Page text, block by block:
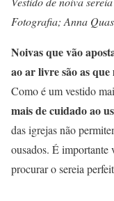
Fotografia; Anna
Noivas que vão
ao ar livre são as
Como é um vestido
mais de cuidado ao
das igrejas não
ousados. É importante
procurar o sereia